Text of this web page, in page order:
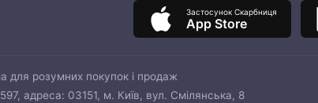
Застосунок Скарбниця
App Store
розумних покупок і продаж
адреса: 03151, м. Київ, вул. Смілянська, 8